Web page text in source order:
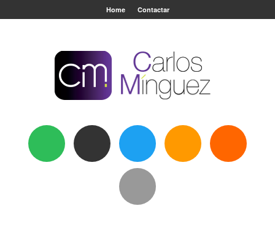
Home Contactar